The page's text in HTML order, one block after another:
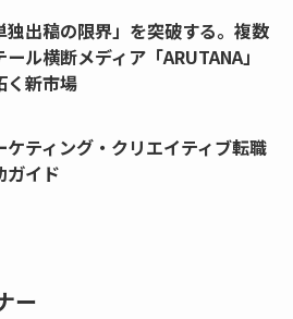
独出稿の限界」を突破する。複数
ール横断メディア「ARUTANA」
く新市場
ケティング・クリエイティブ転職
ガイド
ー